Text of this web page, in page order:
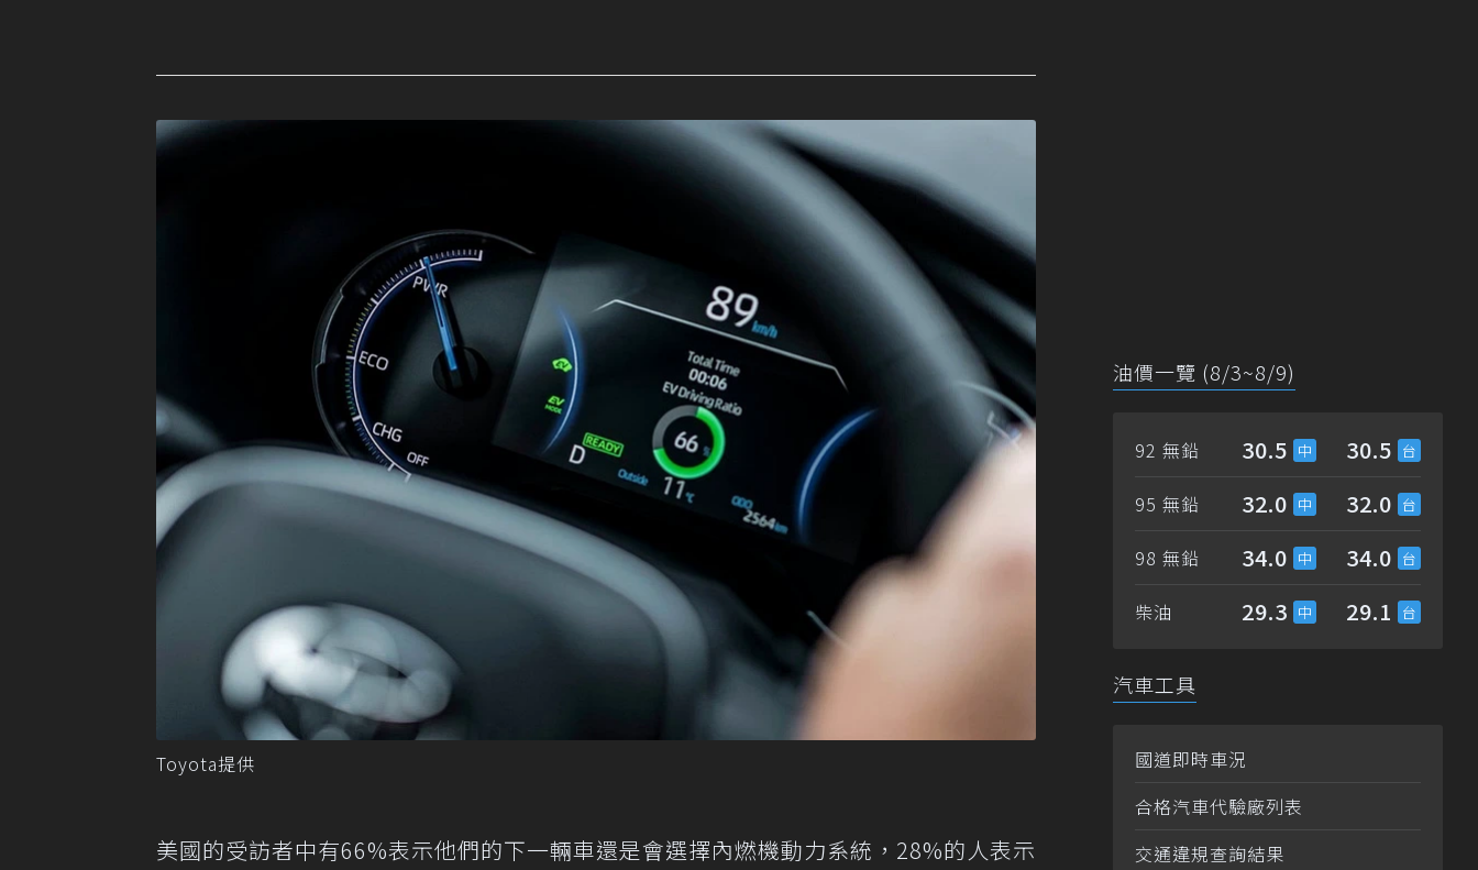
Toyota提供
美國的受訪者中有66%表示他們的下一輛車還是會選擇內燃機動力系統，28%的人表示
油價一覽 (8/3~8/9)
92 無鉛 30.5 30.5
95 無鉛 32.0 32.0
98 無鉛 34.0 34.0
柴油 29.3 29.1
汽車工具
國道即時車況
合格汽車代驗廠列表
交通違規查詢結果